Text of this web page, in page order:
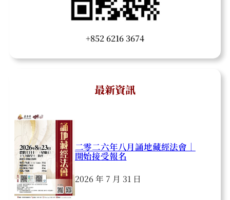
+852 6216 3674
最新資訊
二零二六年八月誦地藏經法會｜
開始接受報名
2026 年 7 月 31 日